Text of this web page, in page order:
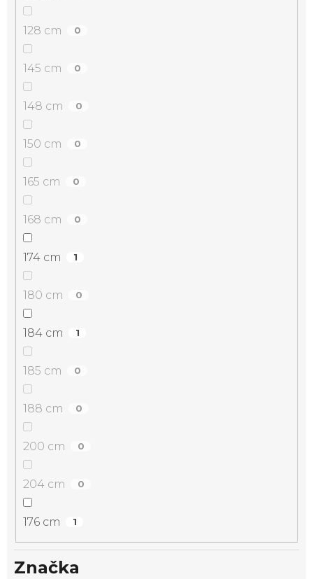
128 cm 0
145 cm 0
148 cm 0
150 cm 0
165 cm 0
168 cm 0
174 cm 1
180 cm 0
184 cm 1
185 cm 0
188 cm 0
200 cm 0
204 cm 0
176 cm 1
Značka